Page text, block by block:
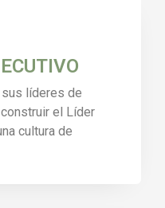
líderes de
el Líder
cultura de